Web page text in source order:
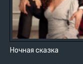
Ночная сказка